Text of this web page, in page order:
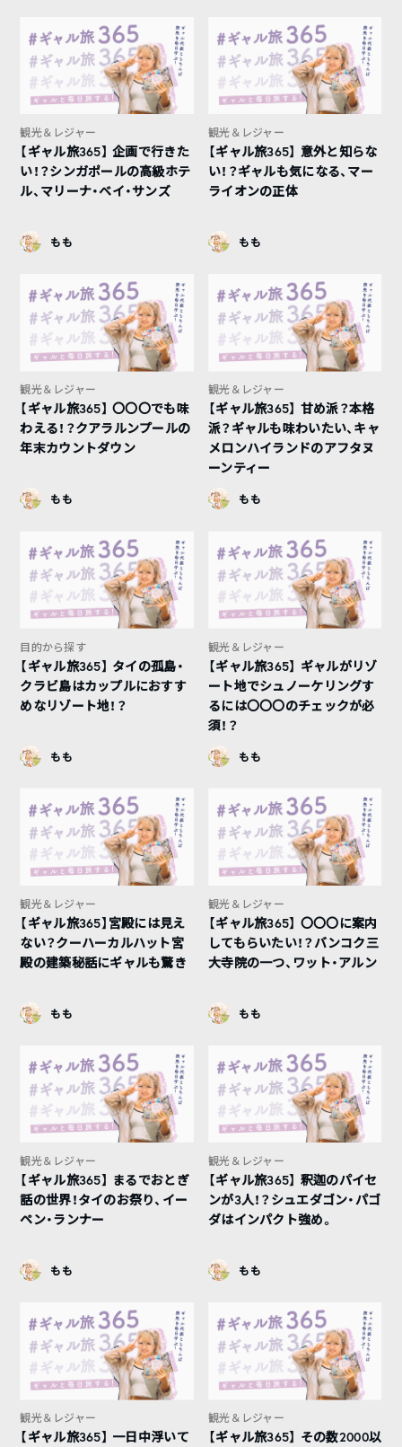
観光＆レジャー
【ギャル旅365】 企画で行きた
い！？シンガポールの高級ホテ
ル、マリーナ・ベイ・サンズ
もも
観光＆レジャー
【ギャル旅365】 意外と知らな
い！？ギャルも気になる、マー
ライオンの正体
もも
観光＆レジャー
【ギャル旅365】 〇〇〇でも味
わえる！？クアラルンプールの
年末カウントダウン
もも
観光＆レジャー
【ギャル旅365】 甘め派？本格
派？ギャルも味わいたい、キャ
メロンハイランドのアフタヌ
ーンティー
もも
目的から探す
【ギャル旅365】 タイの孤島・
クラビ島はカップルにおすす
めなリゾート地！？
もも
観光＆レジャー
【ギャル旅365】 ギャルがリゾ
ート地でシュノーケリングす
るには〇〇〇のチェックが必
須！？
もも
観光＆レジャー
【ギャル旅365】宮殿には見え
ない？クーハーカルハット宮
殿の建築秘話にギャルも驚き
もも
観光＆レジャー
【ギャル旅365】 〇〇〇に案内
してもらいたい！？バンコク三
大寺院の一つ、ワット・アルン
もも
観光＆レジャー
【ギャル旅365】 まるでおとぎ
話の世界！タイのお祭り、イー
ペン・ランナー
もも
観光＆レジャー
【ギャル旅365】 釈迦のパイセ
ンが3人！？シュエダゴン・パゴ
ダはインパクト強め。
もも
観光＆レジャー
【ギャル旅365】 一日中浮いて
観光＆レジャー
【ギャル旅365】 その数2000以